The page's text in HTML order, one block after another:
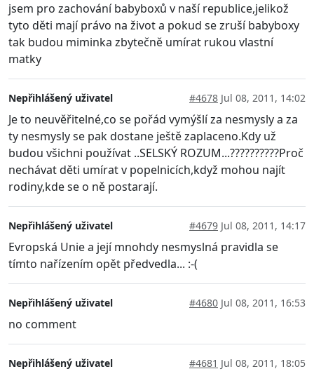
jsem pro zachování babyboxů v naší republice,jelikož
tyto děti mají právo na život a pokud se zruší babyboxy
tak budou miminka zbytečně umírat rukou vlastní
matky
Nepřihlášený uživatel #4678 Jul 08, 2011, 14:02
Je to neuvěřitelné,co se pořád vymýšlí za nesmysly a za
ty nesmysly se pak dostane ještě zaplaceno.Kdy už
budou všichni používat ..SELSKÝ ROZUM...??????????Proč
nechávat děti umírat v popelnicích,když mohou najít
rodiny,kde se o ně postarají.
Nepřihlášený uživatel #4679 Jul 08, 2011, 14:17
Evropská Unie a její mnohdy nesmyslná pravidla se
tímto nařízením opět předvedla... :-(
Nepřihlášený uživatel #4680 Jul 08, 2011, 16:53
no comment
Nepřihlášený uživatel #4681 Jul 08, 2011, 18:05